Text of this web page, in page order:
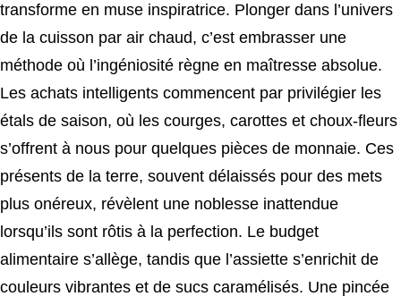
transforme en muse inspiratrice. Plonger dans l’univers
de la cuisson par air chaud, c’est embrasser une
méthode où l’ingéniosité règne en maîtresse absolue.
Les achats intelligents commencent par privilégier les
étals de saison, où les courges, carottes et choux-fleurs
s’offrent à nous pour quelques pièces de monnaie. Ces
présents de la terre, souvent délaissés pour des mets
plus onéreux, révèlent une noblesse inattendue
lorsqu’ils sont rôtis à la perfection. Le budget
alimentaire s’allège, tandis que l’assiette s’enrichit de
couleurs vibrantes et de sucs caramélisés. Une pincée